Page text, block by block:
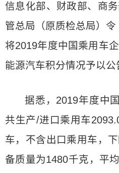
信息化部、财政部、商
管总局（原质检总局）
将2019年度中国乘用车
能源汽车积分情况予以公
据悉，2019年度中
共生产/进口乘用车
车，不含出口乘用车，
备质量为1480千克，平